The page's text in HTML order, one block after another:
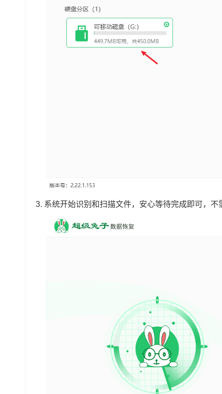
3. 系统开始识别和扫描文件，安心等待完成即可，